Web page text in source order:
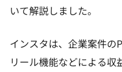
いて解説しました。
インスタは、企業案件の
リール機能などによる収